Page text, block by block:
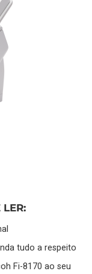
tudo a respeito
Fi-8170 ao seu